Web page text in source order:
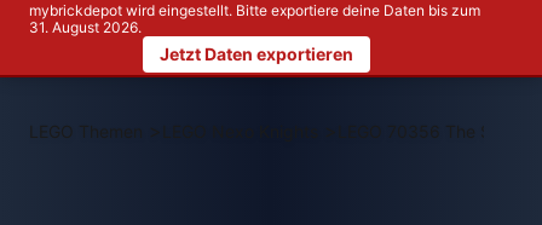
mybrickdepot wird eingestellt. Bitte exportiere deine Daten bis zum
31. August 2026.
Jetzt Daten exportieren
LEGO Themen > LEGO 70356 The Stone